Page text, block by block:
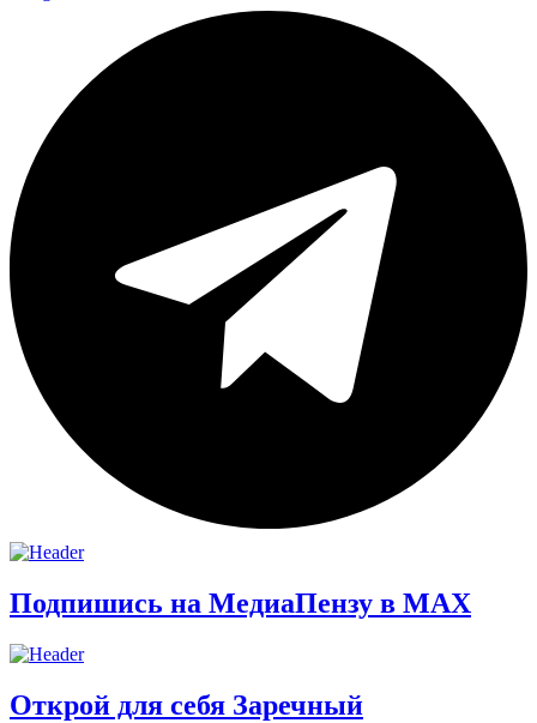
Подпишись на МедиаПензу в МАХ
Открой для себя Заречный